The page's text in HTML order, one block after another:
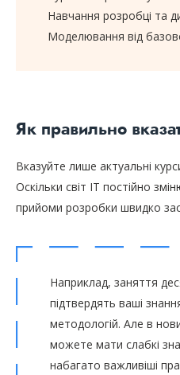
Навчання розробці та
Моделювання від
Як правильно
Вказуйте лише актуальні
Оскільки світ IT постійно
прийоми розробки швидко
Наприклад, заняття
підтвердять ваші
методологій. Але в
можете мати слабкі
набагато важливіші